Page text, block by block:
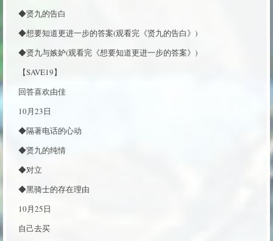
◆贤九的告白
◆想要知道更进一步的答案(观看完《贤九的告白》)
◆贤九与嫉妒(观看完《想要知道更进一步的答案》)
【SAVE19】
回答喜欢由佳
10月23日
◆隔著电话的心动
◆贤九的纯情
◆对立
◆黑骑士的存在理由
10月25日
自己去买